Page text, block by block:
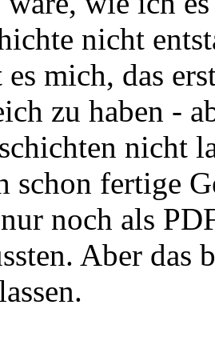
nicht
mich, das
zu haben -
nicht
schon fertige
noch als
Aber das